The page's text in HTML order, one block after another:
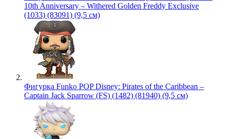
10th Anniversary – Withered Golden Freddy Exclusive
(1033) (83091) (9,5 см)
Фигурка Funko POP Disney: Pirates of the Caribbean –
Captain Jack Sparrow (FS) (1482) (81940) (9,5 см)